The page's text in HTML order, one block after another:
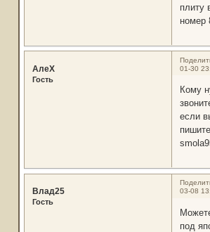
плиту
номер
01-30
АлеХ
Гость
Кому
если
03-08
Влад25
Гость
под